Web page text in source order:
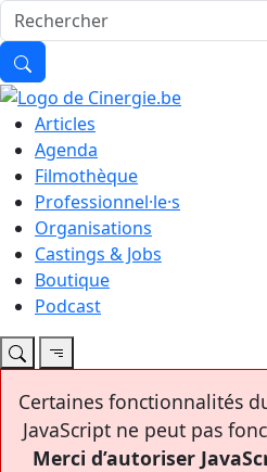
Articles
Agenda
Filmothèque
Professionnel·le·s
Organisations
Castings & Jobs
Boutique
Podcast
Certaines fonctionnalités
JavaScript ne peut pas
Merci d’autoriser